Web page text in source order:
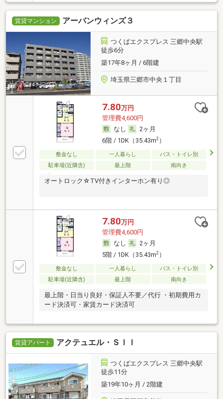
賃貸マンション アーバンウィンズ３
つくばエクスプレス 三郷中央駅
徒歩6分
築17年8ヶ月 / 6階建
埼玉県三郷市中央１丁目
7.80万円
管理費4,600円
なし
2ヶ月
6階 / 1DK（35.43m2）
敷金なし 一人暮らし
バス・トイレ別
駐車場(近隣含)
最上階 南向き
オートロック☆TV付きインターホン有り◎
7.80万円
管理費4,600円
なし
2ヶ月
5階 / 1DK（35.43m2）
敷金なし 一人暮らし
バス・トイレ別
駐車場(近隣含)
最上階 南向き
最上階・日当り良好・保証人不要／代行 ・初期費用カ
ード決済可・家賃カード決済可
賃貸アパート アクテュエル・ＳＩＩ
つくばエクスプレス 三郷中央駅
徒歩11分
築19年10ヶ月 / 2階建